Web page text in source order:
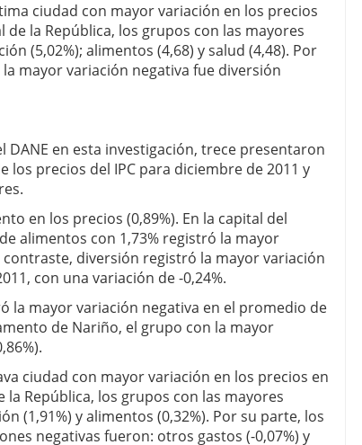
ciudad con mayor variación en los precios
de la República, los grupos con las mayores
(5,02%); alimentos (4,68) y salud (4,48). Por
mayor variación negativa fue diversión
DANE en esta investigación, trece presentaron
precios del IPC para diciembre de 2011 y
en los precios (0,89%). En la capital del
alimentos con 1,73% registró la mayor
diversión registró la mayor variación
con una variación de -0,24%.
la mayor variación negativa en el promedio de
de Nariño, el grupo con la mayor
ciudad con mayor variación en los precios en
la República, los grupos con las mayores
(1,91%) y alimentos (0,32%). Por su parte, los
negativas fueron: otros gastos (-0,07%) y